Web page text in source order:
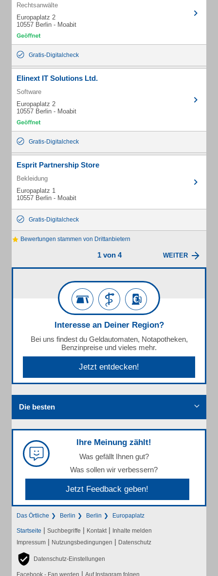
Rechtsanwälte
Europaplatz 2
10557 Berlin - Moabit
Gratis-Digitalcheck
Elinext IT Solutions Ltd.
Software
Europaplatz 2
10557 Berlin - Moabit
Gratis-Digitalcheck
Esprit Partnership Store
Bekleidung
Europaplatz 1
10557 Berlin - Moabit
Gratis-Digitalcheck
Bewertungen stammen von Drittanbietern
1 von 4 WEITER
Interesse an Deiner Region?
Bei uns findest du Geldautomaten, Notapotheken,
Benzinpreise und vieles mehr.
Jetzt entdecken!
Die besten
Ihre Meinung zählt!
Was gefällt Ihnen gut?
Was sollen wir verbessern?
Jetzt Feedback geben!
Das Örtliche Berlin Berlin Europaplatz
Startseite | Suchbegriffe | Kontakt | Inhalte melden
Impressum | Nutzungsbedingungen | Datenschutz
Datenschutz-Einstellungen
|